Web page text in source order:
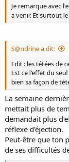
Je remarque avec
a venir. Et surtout
S@ndrine a dit:
Edit : les tétées de
Est ce l'effet du
bien sa façon de
La semaine
mettait plus de
demandait plus
réflexe d'éjection.
Peut-être que ton
de ses difficultés